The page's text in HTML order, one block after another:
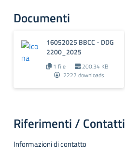
Documenti
16052025 BBCC - DDG
2200_2025
1 file
200.34 KB
2227 downloads
Riferimenti / Contatti
Informazioni di contatto